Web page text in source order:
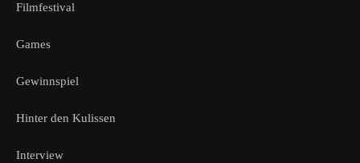
Filmfestival
Games
Gewinnspiel
Hinter den Kulissen
Interview